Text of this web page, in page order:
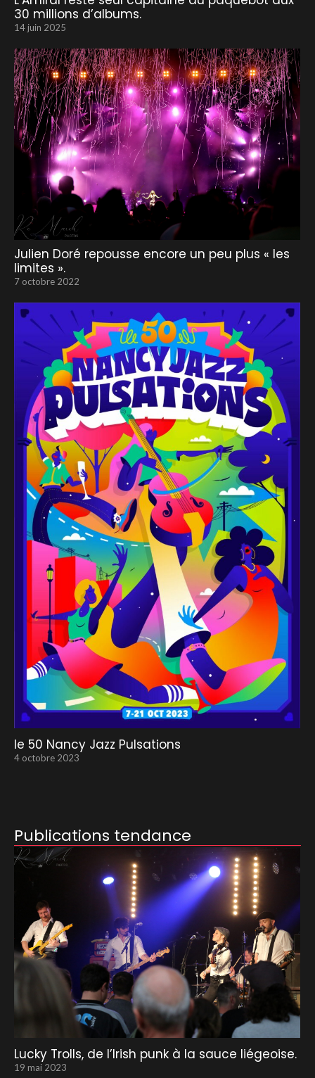
30 millions d’albums.
14 juin 2025
Julien Doré repousse encore un peu plus « les
limites ».
7 octobre 2022
le 50 Nancy Jazz Pulsations
4 octobre 2023
Publications tendance
Lucky Trolls, de l’Irish punk à la sauce liégeoise.
19 mai 2023